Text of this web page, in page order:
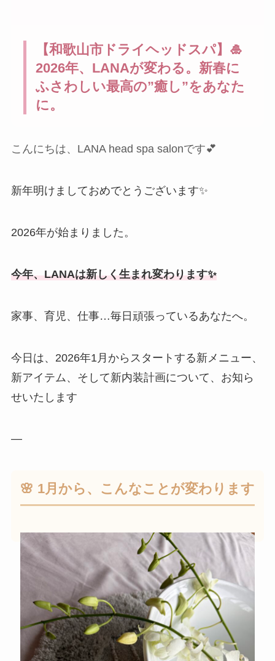
【和歌山市ドライヘッドスパ】🎍
2026年、LANAが変わる。新春に
ふさわしい最高の”癒し”をあなた
に。
こんにちは、LANA head spa salonです💕
新年明けましておめでとうございます✨
2026年が始まりました。
今年、LANAは新しく生まれ変わります✨
家事、育児、仕事…毎日頑張っているあなたへ。
今日は、2026年1月からスタートする新メニュー、
新アイテム、そして新内装計画について、お知ら
せいたします
—
🌸 1月から、こんなことが変わります